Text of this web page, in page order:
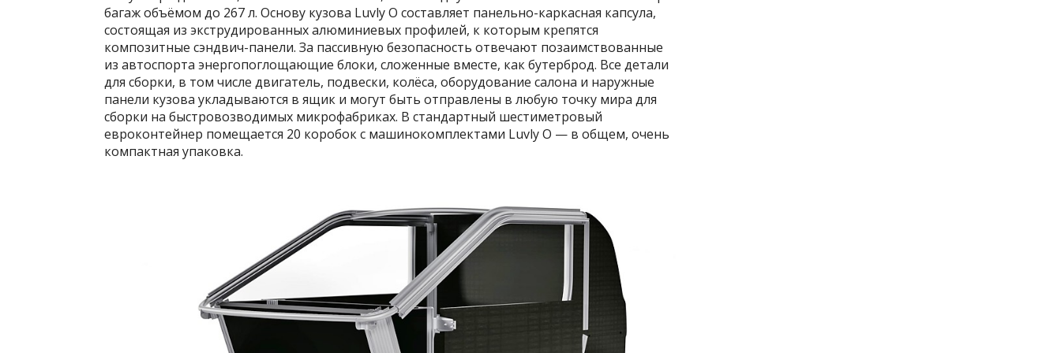
багаж объёмом до 267 л. Основу кузова Luvly O составляет панельно-каркасная капсула,
состоящая из экструдированных алюминиевых профилей, к которым крепятся
композитные сэндвич-панели. За пассивную безопасность отвечают позаимствованные
из автоспорта энергопоглощающие блоки, сложенные вместе, как бутерброд. Все детали
для сборки, в том числе двигатель, подвески, колёса, оборудование салона и наружные
панели кузова укладываются в ящик и могут быть отправлены в любую точку мира для
сборки на быстровозводимых микрофабриках. В стандартный шестиметровый
евроконтейнер помещается 20 коробок с машинокомплектами Luvly O — в общем, очень
компактная упаковка.